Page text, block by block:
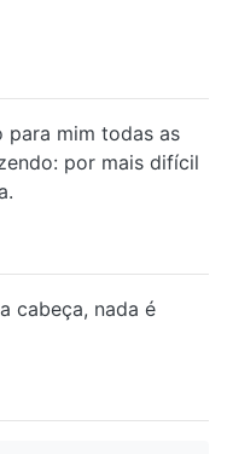
para mim todas as
por mais difícil
cabeça, nada é